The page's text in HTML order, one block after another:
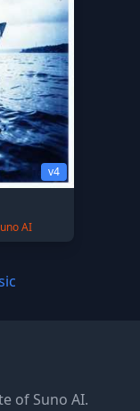
v4
AI
of Suno AI.